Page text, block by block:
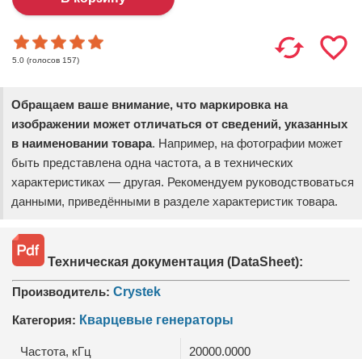
5.0 (голосов 157)
Обращаем ваше внимание, что маркировка на
изображении может отличаться от сведений, указанных
в наименовании товара. Например, на фотографии может
быть представлена одна частота, а в технических
характеристиках — другая. Рекомендуем руководствоваться
данными, приведёнными в разделе характеристик товара.
Техническая документация (DataSheet):
Производитель: Crystek
Категория: Кварцевые генераторы
Частота, кГц 20000.0000